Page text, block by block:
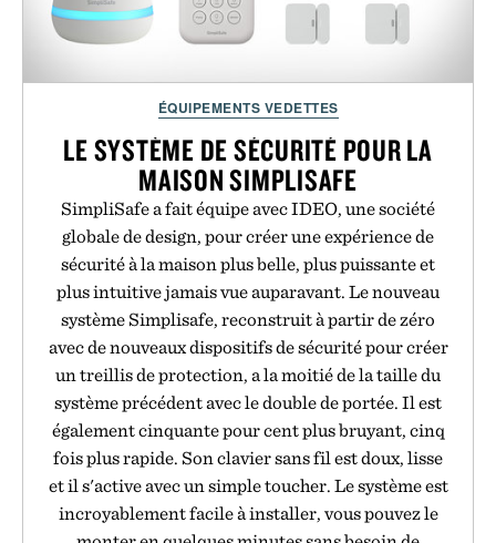
ÉQUIPEMENTS VEDETTES
LE SYSTÈME DE SÉCURITÉ POUR LA
MAISON SIMPLISAFE
SimpliSafe a fait équipe avec IDEO, une société
globale de design, pour créer une expérience de
sécurité à la maison plus belle, plus puissante et
plus intuitive jamais vue auparavant. Le nouveau
système Simplisafe, reconstruit à partir de zéro
avec de nouveaux dispositifs de sécurité pour créer
un treillis de protection, a la moitié de la taille du
système précédent avec le double de portée. Il est
également cinquante pour cent plus bruyant, cinq
fois plus rapide. Son clavier sans fil est doux, lisse
et il s'active avec un simple toucher. Le système est
incroyablement facile à installer, vous pouvez le